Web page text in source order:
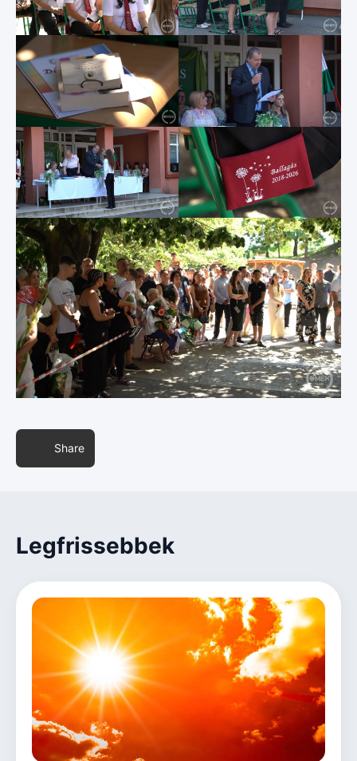
Share
Legfrissebbek